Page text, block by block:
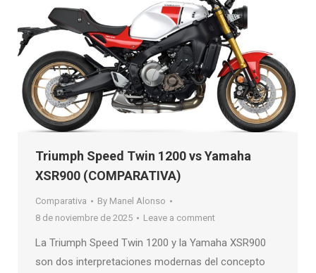
Triumph Speed Twin 1200 vs Yamaha
XSR900 (COMPARATIVA)
Comparativa By Manel Alonso
8 de noviembre de 2025
Leave a comment
La Triumph Speed Twin 1200 y la Yamaha XSR900
son dos interpretaciones modernas del concepto